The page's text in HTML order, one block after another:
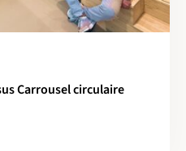
Carrousel circulaire